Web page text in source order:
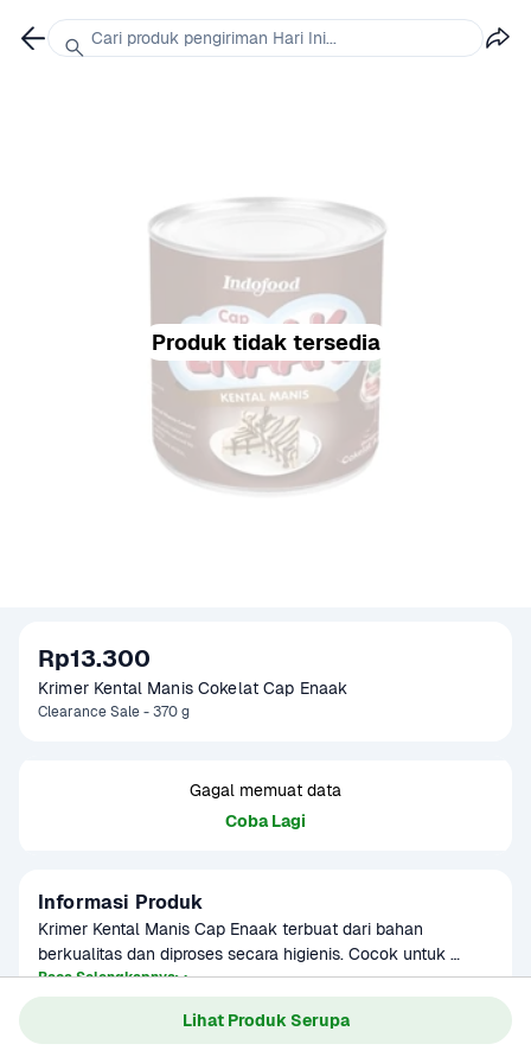
Lihat Produk Serupa
Produk tidak tersedia
Rp13.300
Krimer Kental Manis Cokelat Cap Enaak
Clearance Sale - 370 g
Gagal memuat data
Coba Lagi
Informasi Produk
Krimer Kental Manis Cap Enaak terbuat dari bahan
berkualitas dan diproses secara higienis. Cocok untuk
digunakan sebagai pelengkap minuman dan makanan.
Baca Selengkapnya
Kategori
Susu & Olahan
3-8 bulan
Cari produk pengiriman Hari Ini...